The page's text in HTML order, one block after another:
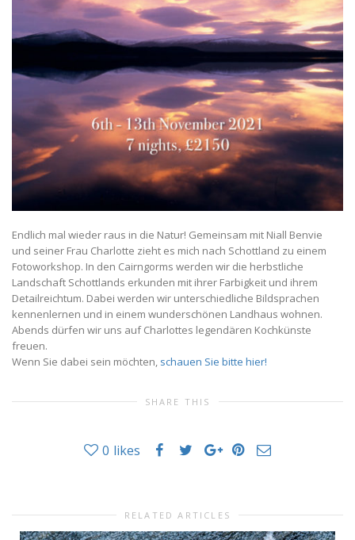
Endlich mal wieder raus in die Natur! Gemeinsam mit Niall Benvie
und seiner Frau Charlotte zieht es mich nach Schottland zu einem
Fotoworkshop. In den Cairngorms werden wir die herbstliche
Landschaft Schottlands erkunden mit ihrer Farbigkeit und ihrem
Detailreichtum. Dabei werden wir unterschiedliche Bildsprachen
kennenlernen und in einem wunderschönen Landhaus wohnen.
Abends dürfen wir uns auf Charlottes legendären Kochkünste
freuen.
Wenn Sie dabei sein möchten, schauen Sie bitte hier!
SHARE THIS
0 likes
RELATED ARTICLES